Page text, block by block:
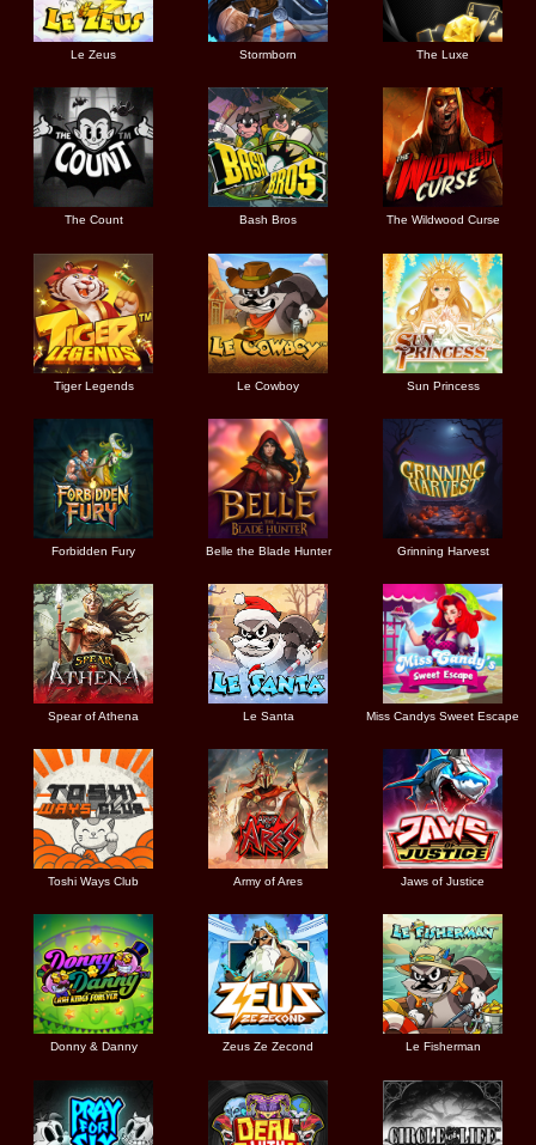
Le Zeus Stormborn The Luxe
The Count Bash Bros The Wildwood Curse
Tiger Legends Le Cowboy Sun Princess
Forbidden Fury Belle the Blade Hunter Grinning Harvest
Spear of Athena Le Santa Miss Candys Sweet Escape
Toshi Ways Club Army of Ares Jaws of Justice
Donny & Danny Zeus Ze Zecond Le Fisherman